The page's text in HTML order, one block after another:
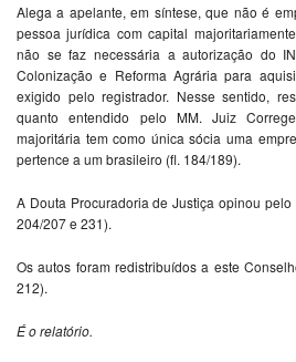
Alega a apelante, em síntese, que não é
pessoa jurídica com capital
não se faz necessária a autorização do
Colonização e Reforma Agrária para
exigido pelo registrador. Nesse sentido,
quanto entendido pelo MM. Juiz
majoritária tem como única sócia uma
pertence a um brasileiro (fl. 184/189).
A Douta Procuradoria de Justiça opinou
204/207 e 231).
Os autos foram redistribuídos a este
212).
É o relatório.